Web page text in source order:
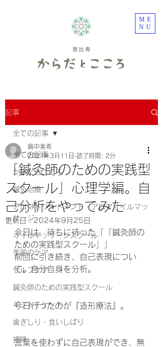
ME
NU
記事
全ての記事
からだとこころ
鍼灸治療
アロマトリートメント・アロマオイルマッ
サージ
オイルマッサージスクール
季節のケア
セルフケア
鍼灸師のための実践型スクール
ギフトチケット
歯ぎしり・食いしばり
掃除
全ての記事
「鍼灸師のための実践型
スクール」心理学編。自
己分析をやってみた
畠中美希
2021年3月11日 読了時間: 2分
更新日：2024年9月25日
今日は、待ちに待った「「鍼灸師の
ための実践型スクール」」
前回に引き続き、自己表現につい
て。自分自身を分析。
今日行ったのが『造形療法』。
言葉を使わずに自己表現ができ、無